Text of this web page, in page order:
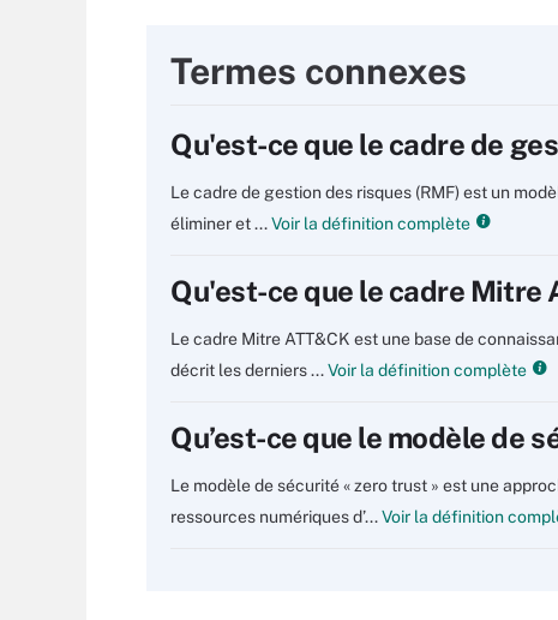
Termes connexes
Qu'est-ce que le cadre de
Le cadre de gestion des risques (RMF) est un
éliminer et ...Voir la définition complète
Qu'est-ce que le cadre Mitre
Le cadre Mitre ATT&CK est une base de
décrit les derniers ...Voir la définition complète
Qu’est-ce que le modèle de
Le modèle de sécurité « zero trust » est une
ressources numériques d’...Voir la définition